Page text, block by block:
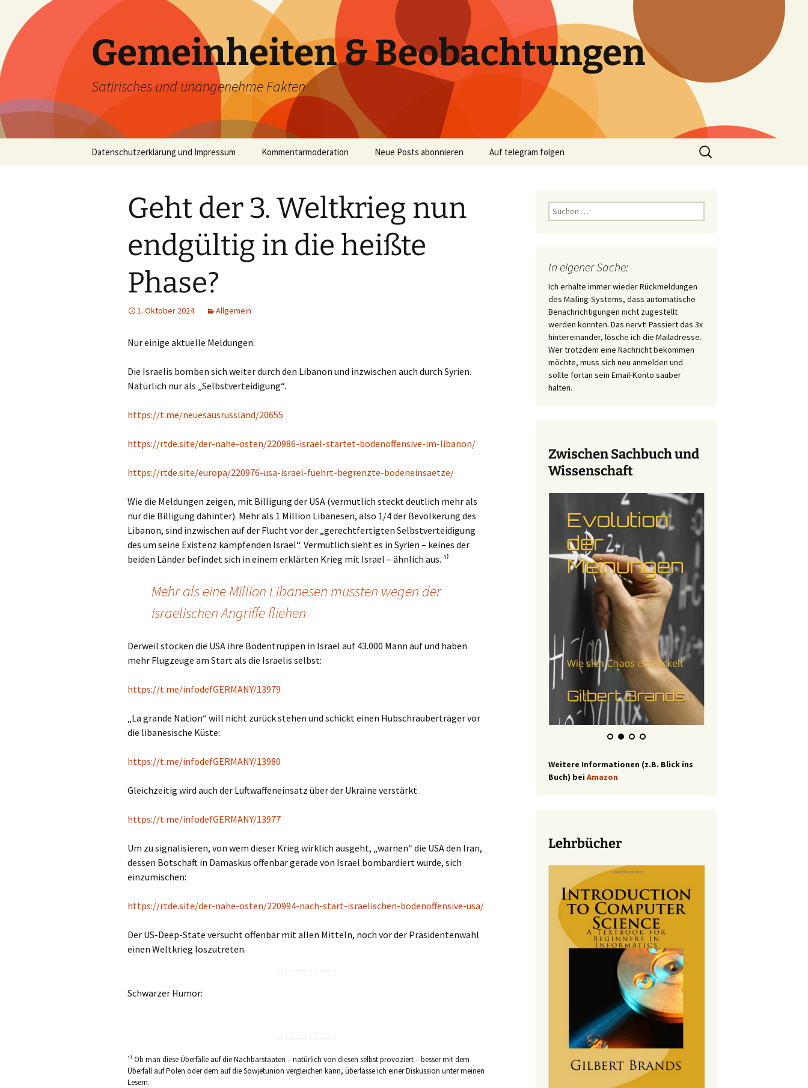
Inhalt
springen
Gemeinheiten & Beobachtungen
Satirisches und unangenehme Fakten
Datenschutzerklärung und Impressum Kommentarmoderation Neue Posts abonnieren Auf telegram folgen
Suchen
nach:
Geht der 3. Weltkrieg nun
endgültig in die heißte
Phase?
1. Oktober 2024 Allgemein
Nur einige aktuelle Meldungen:
Die Israelis bomben sich weiter durch den Libanon und inzwischen auch durch Syrien.
Natürlich nur als „Selbstverteidigung“.
https://t.me/neuesausrussland/20655
https://rtde.site/der-nahe-osten/220986-israel-startet-bodenoffensive-im-libanon/
https://rtde.site/europa/220976-usa-israel-fuehrt-begrenzte-bodeneinsaetze/
Wie die Meldungen zeigen, mit Billigung der USA (vermutlich steckt deutlich mehr als
nur die Billigung dahinter). Mehr als 1 Million Libanesen, also 1/4 der Bevölkerung des
Libanon, sind inzwischen auf der Flucht vor der „gerechtfertigten Selbstverteidigung
des um seine Existenz kämpfenden Israel“. Vermutlich sieht es in Syrien – keines der
beiden Länder befindet sich in einem erklärten Krieg mit Israel – ähnlich aus. ¹⁾
Mehr als eine Million Libanesen mussten wegen der
israelischen Angriffe fliehen
Derweil stocken die USA ihre Bodentruppen in Israel auf 43.000 Mann auf und haben
mehr Flugzeuge am Start als die Israelis selbst:
https://t.me/infodefGERMANY/13979
„La grande Nation“ will nicht zurück stehen und schickt einen Hubschrauberträger vor
die libanesische Küste:
https://t.me/infodefGERMANY/13980
Gleichzeitig wird auch der Luftwaffeneinsatz über der Ukraine verstärkt
https://t.me/infodefGERMANY/13977
Um zu signalisieren, von wem dieser Krieg wirklich ausgeht, „warnen“ die USA den Iran,
dessen Botschaft in Damaskus offenbar gerade von Israel bombardiert wurde, sich
einzumischen:
https://rtde.site/der-nahe-osten/220994-nach-start-israelischen-bodenoffensive-usa/
Der US-Deep-State versucht offenbar mit allen Mitteln, noch vor der Präsidentenwahl
einen Weltkrieg loszutreten.
Schwarzer Humor:
¹⁾ Ob man diese Überfälle auf die Nachbarstaaten – natürlich von diesen selbst provoziert – besser mit dem
Überfall auf Polen oder dem auf die Sowjetunion vergleichen kann, überlasse ich einer Diskussion unter meinen
Lesern.
Suchen
nach:
In eigener Sache:
Ich erhalte immer wieder Rückmeldungen
des Mailing-Systems, dass automatische
Benachrichtigungen nicht zugestellt
werden konnten. Das nervt! Passiert das 3x
hintereinander, lösche ich die Mailadresse.
Wer trotzdem eine Nachricht bekommen
möchte, muss sich neu anmelden und
sollte fortan sein Email-Konto sauber
halten.
Zwischen Sachbuch und
Wissenschaft
Weitere Informationen (z.B. Blick ins
Buch) bei Amazon
Lehrbücher